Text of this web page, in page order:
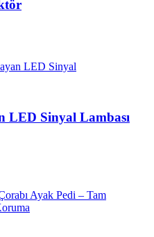
Sinyal Lambası